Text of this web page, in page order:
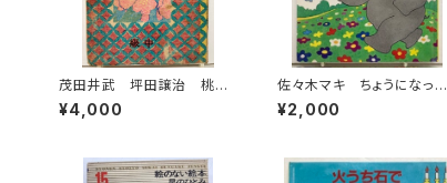
茂田井武 坪田譲治 桃の
實 昭和22年（1947） 東
西社
¥4,000
佐々木マキ ちょうになった
ぞう キンダーメルヘン傑作
選11 1981年（昭56） フレ
¥2,000